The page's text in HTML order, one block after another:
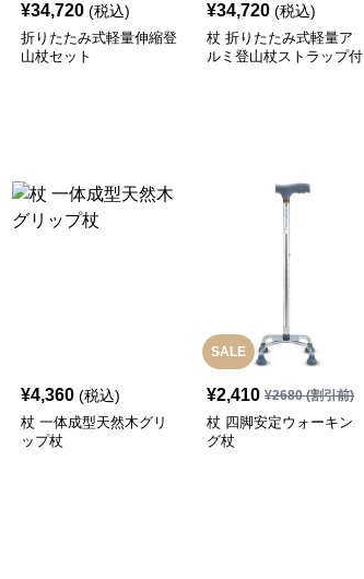
¥34,720 (税込)
折りたたみ式軽量伸縮登
山杖セット
¥34,720 (税込)
杖 折りたたみ式軽量ア
ルミ登山杖ストラップ付
¥4,360 (税込)
杖 一体成型天然木グリ
ップ杖
SALE
¥2,410 ¥2680(割引前)
杖 四脚安定ウォーキン
グ杖